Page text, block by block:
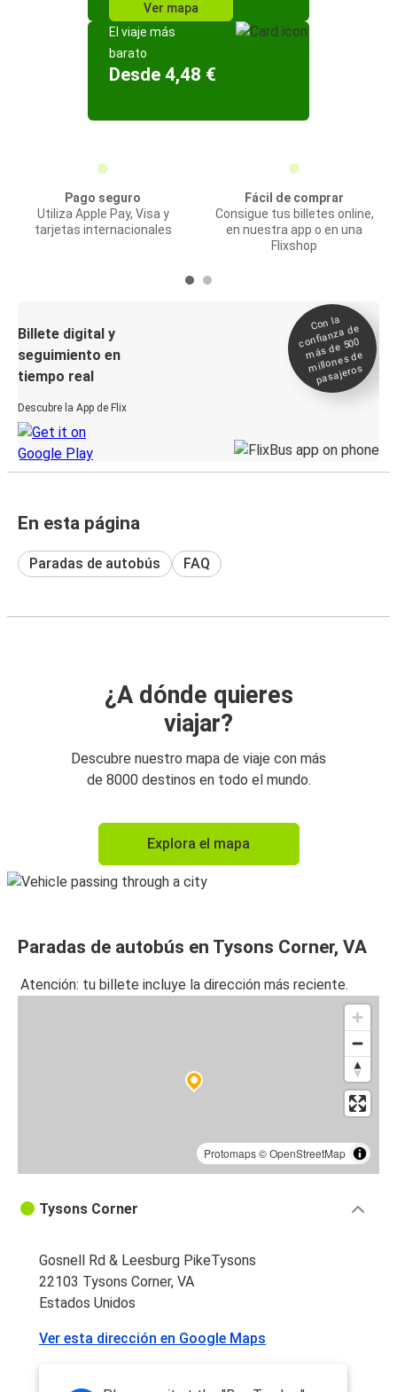
Ver mapa
El viaje más
barato
Desde 4,48 €
Pago seguro
Utiliza Apple Pay, Visa y
tarjetas internacionales
Fácil de comprar
Consigue tus billetes online,
en nuestra app o en una
Flixshop
Billete digital y
seguimiento en
tiempo real
Descubre la App de Flix
Con la
confianza de
más de 500
millones de
pasajeros
En esta página
Paradas de autobús FAQ
¿A dónde quieres
viajar?
Descubre nuestro mapa de viaje con más
de 8000 destinos en todo el mundo.
Explora el mapa
Paradas de autobús en Tysons Corner, VA
Atención: tu billete incluye la dirección más reciente.
Protomaps©OpenStreetMap
Tysons Corner
Gosnell Rd & Leesburg PikeTysons
22103 Tysons Corner, VA
Estados Unidos
Ver esta dirección en Google Maps